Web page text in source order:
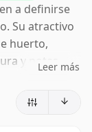
a definirse
Su atractivo
huerto,
y notas
abiertos
Leer más